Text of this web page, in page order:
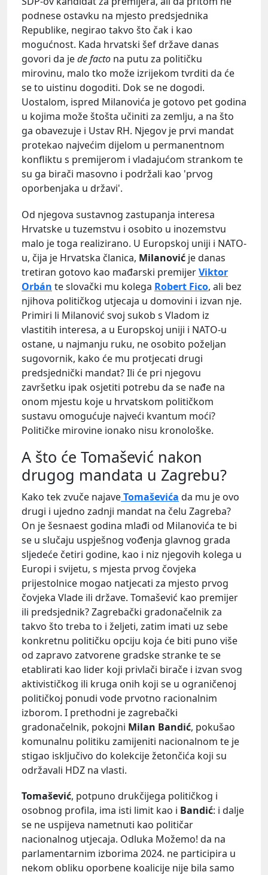
podnese ostavku na mjesto predsjednika
Republike, negirao takvo što čak i kao
mogućnost. Kada hrvatski šef države danas
govori da jede facto na putu za političku
mirovinu, malo tko može izrijekom tvrditi da će
se to uistinu dogoditi. Dok se ne dogodi.
Uostalom, ispred Milanovića je gotovo pet godina
u kojima može štošta učiniti za zemlju, a na što
ga obavezuje i Ustav RH. Njegov je prvi mandat
protekao najvećim dijelom u permanentnom
konfliktu s premijerom i vladajućom strankom te
su ga birači masovno i podržali kao 'prvog
oporbenjaka u državi'.
Od njegova sustavnog zastupanja interesa
Hrvatske u tuzemstvu i osobito u inozemstvu
malo je toga realizirano. U Europskoj uniji i NATO-
u, čija je Hrvatska članica, Milanović je danas
tretiran gotovo kao mađarski premijerViktor
Orbán te slovački mu kolega Robert Fico, ali bez
njihova političkog utjecaja u domovini i izvan nje.
Primiri li Milanović svoj sukob s Vladom iz
vlastitih interesa, a u Europskoj uniji i NATO-u
ostane, u najmanju ruku, ne osobito poželjan
sugovornik, kako će mu protjecati drugi
predsjednički mandat? Ili će pri njegovu
završetku ipak osjetiti potrebu da se nađe na
onom mjestu koje u hrvatskom političkom
sustavu omogućuje najveći kvantum moći?
Političke mirovine ionako nisu kronološke.
A što će Tomašević nakon
drugog mandata u Zagrebu?
Kako tek zvuče najaveTomaševića da mu je ovo
drugi i ujedno zadnji mandat na čelu Zagreba?
On je šesnaest godina mlađi od Milanovića te bi
se u slučaju uspješnog vođenja glavnog grada
sljedeće četiri godine, kao i niz njegovih kolega u
Europi i svijetu, s mjesta prvog čovjeka
prijestolnice mogao natjecati za mjesto prvog
čovjeka Vlade ili države. Tomašević kao premijer
ili predsjednik? Zagrebački gradonačelnik za
takvo što treba to i željeti, zatim imati uz sebe
konkretnu političku opciju koja će biti puno više
od zapravo zatvorene gradske stranke te se
etablirati kao lider koji privlači birače i izvan svog
aktivističkog ili kruga onih koji se u ograničenoj
političkoj ponudi vode prvotno racionalnim
izborom. I prethodni je zagrebački
gradonačelnik, pokojni Milan Bandić, pokušao
komunalnu politiku zamijeniti nacionalnom te je
stigao isključivo do kolekcije žetončića koji su
održavali HDZ na vlasti.
Tomašević, potpuno drukčijega političkog i
osobnog profila, ima isti limit kao i Bandić: i dalje
se ne uspijeva nametnuti kao političar
nacionalnog utjecaja. Odluka Možemo! da na
parlamentarnim izborima 2024. ne participira u
nekom obliku oporbene koalicije nije bila samo